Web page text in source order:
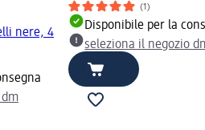
nere, 4
(1)
Disponibile per la
seleziona il negozio